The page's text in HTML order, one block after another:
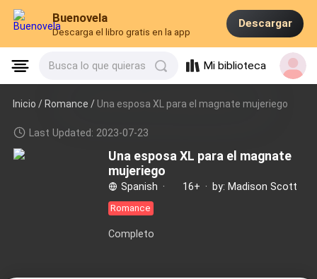
Buenovela
Descarga el libro gratis en la app
Descargar
Busca lo que quieras Mi biblioteca
Inicio /Romance / Una esposa XL para el magnate mujeriego
Last Updated: 2023-07-23
Una esposa XL para el magnate
mujeriego
Spanish · 16+ · by: Madison Scott
Romance
Completo